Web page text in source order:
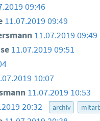
09:46
11.07.2019 09:49
11.07.2019 09:49
11.07.2019 09:51
10:07
11.07.2019 10:53
20:32 archiv